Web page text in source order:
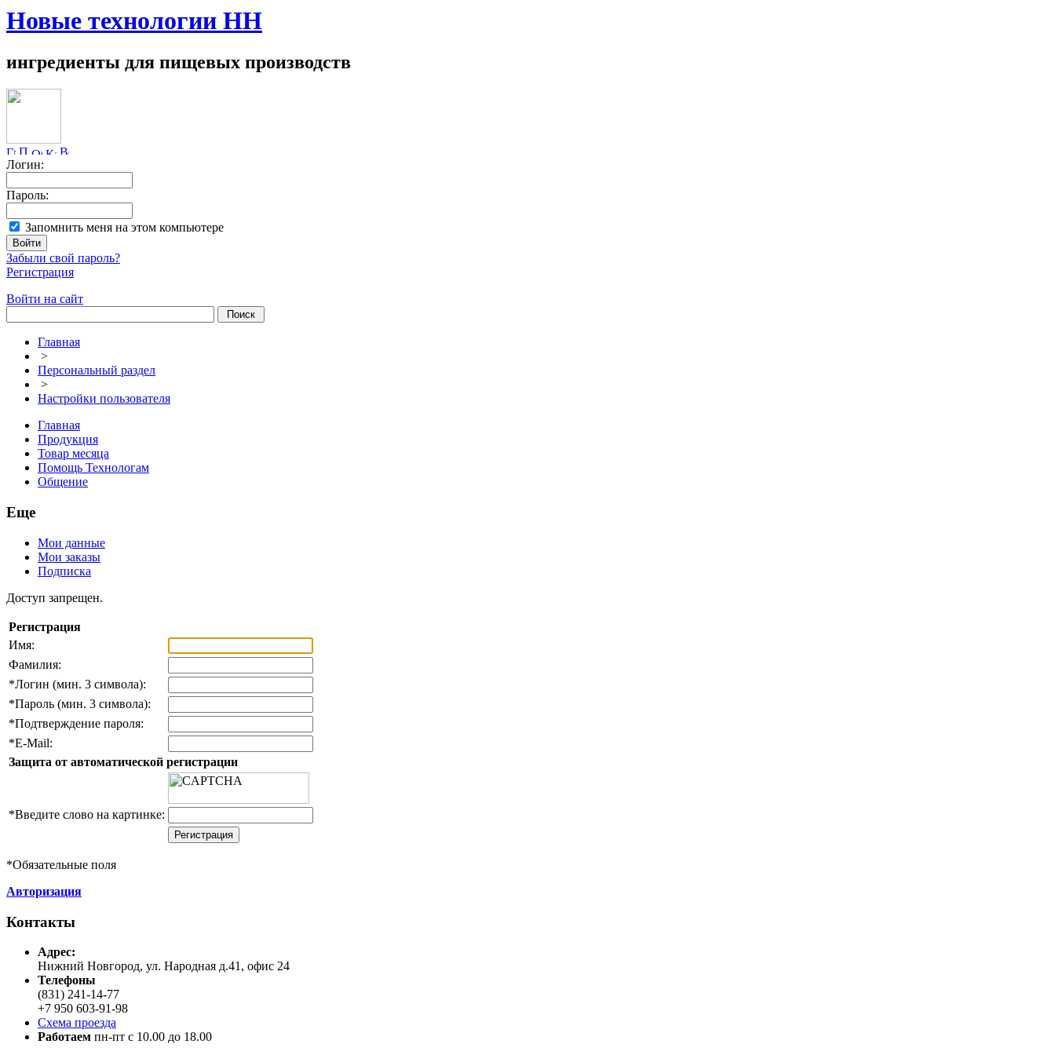
Новые технологии НН
ингредиенты для пищевых производств
Логин:
Пароль:
Запомнить меня на этом компьютере
Забыли свой пароль?
Регистрация
Войти на сайт
Главная
>
Персональный раздел
>
Настройки пользователя
Главная
Продукция
Товар месяца
Помощь Технологам
Общение
Еще
Мои данные
Мои заказы
Подписка
Доступ запрещен.
Регистрация
Имя:
Фамилия:
*Логин (мин. 3 символа):
*Пароль (мин. 3 символа):
*Подтверждение пароля:
*E-Mail:
Защита от автоматической регистрации
*Введите слово на картинке:
*Обязательные поля
Авторизация
Контакты
Адреc:
Нижний Новгород, ул. Народная д.41, офис 24
Телефоны
(831) 241-14-77
+7 950 603-91-98
Схема проезда
Работаем пн-пт с 10.00 до 18.00